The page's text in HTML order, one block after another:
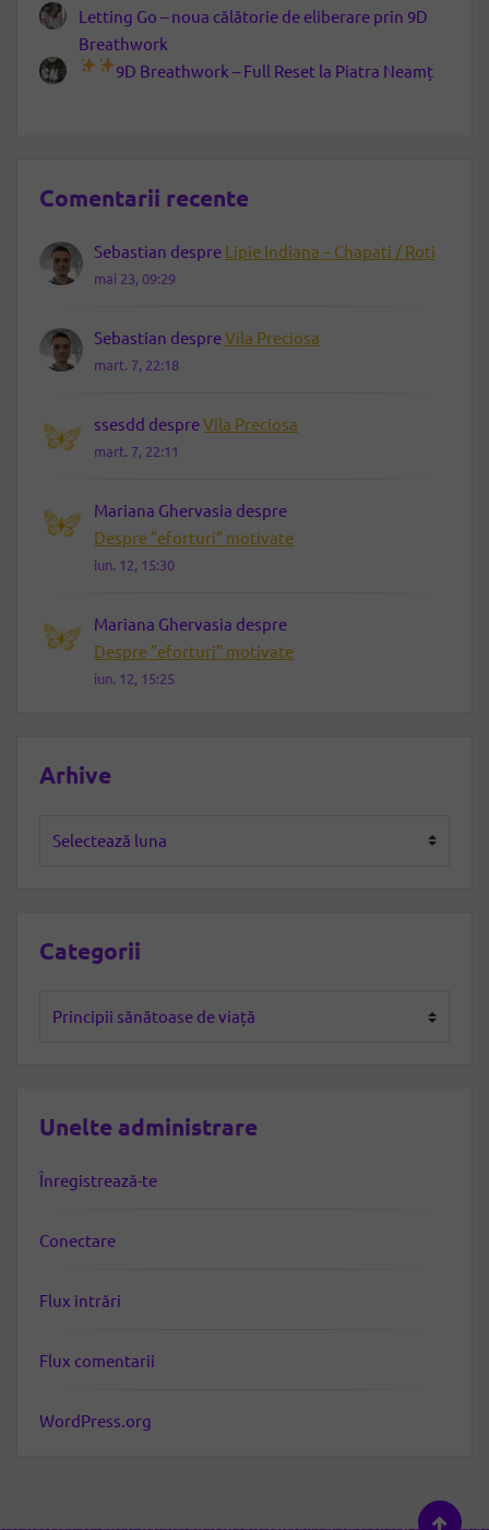
Letting Go – noua călătorie de eliberare prin 9D
Breathwork
9D Breathwork – Full Reset la Piatra Neamț
Comentarii recente
Sebastian despre Lipie Indiana – Chapati / Roti
mai 23, 09:29
Sebastian despreVila Preciosa
mart. 7, 22:18
ssesdd despreVila Preciosa
mart. 7, 22:11
Mariana Ghervasia despre
Despre ”eforturi” motivate
iun. 12, 15:30
Mariana Ghervasia despre
Despre ”eforturi” motivate
iun. 12, 15:25
Arhive
Categorii
Unelte administrare
Înregistrează-te
Conectare
Flux intrări
Flux comentarii
WordPress.org